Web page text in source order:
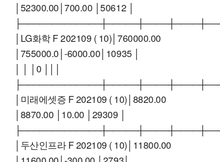
│52300.00│700.00 │50612 │
│LG화학 F 202109 ( 10)│760000.00
│755000.0│-6000.00│10935 │
│ │ │0 │││
│미래에셋증 F 202109 ( 10)│8820.00
│8870.00 │10.00 │29309 │
│두산인프라 F 202109 ( 10)│11800.00